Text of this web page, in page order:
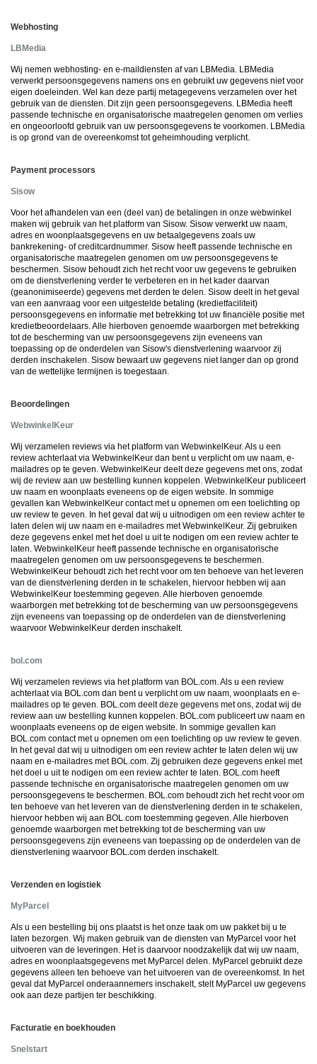
Webhosting
LBMedia
Wij nemen webhosting- en e-maildiensten af van LBMedia. LBMedia
verwerkt persoonsgegevens namens ons en gebruikt uw gegevens niet voor
eigen doeleinden. Wel kan deze partij metagegevens verzamelen over het
gebruik van de diensten. Dit zijn geen persoonsgegevens. LBMedia heeft
passende technische en organisatorische maatregelen genomen om verlies
en ongeoorloofd gebruik van uw persoonsgegevens te voorkomen. LBMedia
is op grond van de overeenkomst tot geheimhouding verplicht.
Payment processors
Sisow
Voor het afhandelen van een (deel van) de betalingen in onze webwinkel
maken wij gebruik van het platform van Sisow. Sisow verwerkt uw naam,
adres en woonplaatsgegevens en uw betaalgegevens zoals uw
bankrekening- of creditcardnummer. Sisow heeft passende technische en
organisatorische maatregelen genomen om uw persoonsgegevens te
beschermen. Sisow behoudt zich het recht voor uw gegevens te gebruiken
om de dienstverlening verder te verbeteren en in het kader daarvan
(geanonimiseerde) gegevens met derden te delen. Sisow deelt in het geval
van een aanvraag voor een uitgestelde betaling (kredietfaciliteit)
persoonsgegevens en informatie met betrekking tot uw financiële positie met
kredietbeoordelaars. Alle hierboven genoemde waarborgen met betrekking
tot de bescherming van uw persoonsgegevens zijn eveneens van
toepassing op de onderdelen van Sisow's dienstverlening waarvoor zij
derden inschakelen. Sisow bewaart uw gegevens niet langer dan op grond
van de wettelijke termijnen is toegestaan.
Beoordelingen
WebwinkelKeur
Wij verzamelen reviews via het platform van WebwinkelKeur. Als u een
review achterlaat via WebwinkelKeur dan bent u verplicht om uw naam, e-
mailadres op te geven. WebwinkelKeur deelt deze gegevens met ons, zodat
wij de review aan uw bestelling kunnen koppelen. WebwinkelKeur publiceert
uw naam en woonplaats eveneens op de eigen website. In sommige
gevallen kan WebwinkelKeur contact met u opnemen om een toelichting op
uw review te geven. In het geval dat wij u uitnodigen om een review achter te
laten delen wij uw naam en e-mailadres met WebwinkelKeur. Zij gebruiken
deze gegevens enkel met het doel u uit te nodigen om een review achter te
laten. WebwinkelKeur heeft passende technische en organisatorische
maatregelen genomen om uw persoonsgegevens te beschermen.
WebwinkelKeur behoudt zich het recht voor om ten behoeve van het leveren
van de dienstverlening derden in te schakelen, hiervoor hebben wij aan
WebwinkelKeur toestemming gegeven. Alle hierboven genoemde
waarborgen met betrekking tot de bescherming van uw persoonsgegevens
zijn eveneens van toepassing op de onderdelen van de dienstverlening
waarvoor WebwinkelKeur derden inschakelt.
bol.com
Wij verzamelen reviews via het platform van BOL.com. Als u een review
achterlaat via BOL.com dan bent u verplicht om uw naam, woonplaats en e-
mailadres op te geven. BOL.com deelt deze gegevens met ons, zodat wij de
review aan uw bestelling kunnen koppelen. BOL.com publiceert uw naam en
woonplaats eveneens op de eigen website. In sommige gevallen kan
BOL.com contact met u opnemen om een toelichting op uw review te geven.
In het geval dat wij u uitnodigen om een review achter te laten delen wij uw
naam en e-mailadres met BOL.com. Zij gebruiken deze gegevens enkel met
het doel u uit te nodigen om een review achter te laten. BOL.com heeft
passende technische en organisatorische maatregelen genomen om uw
persoonsgegevens te beschermen. BOL.com behoudt zich het recht voor om
ten behoeve van het leveren van de dienstverlening derden in te schakelen,
hiervoor hebben wij aan BOL.com toestemming gegeven. Alle hierboven
genoemde waarborgen met betrekking tot de bescherming van uw
persoonsgegevens zijn eveneens van toepassing op de onderdelen van de
dienstverlening waarvoor BOL.com derden inschakelt.
Verzenden en logistiek
MyParcel
Als u een bestelling bij ons plaatst is het onze taak om uw pakket bij u te
laten bezorgen. Wij maken gebruik van de diensten van MyParcel voor het
uitvoeren van de leveringen. Het is daarvoor noodzakelijk dat wij uw naam,
adres en woonplaatsgegevens met MyParcel delen. MyParcel gebruikt deze
gegevens alleen ten behoeve van het uitvoeren van de overeenkomst. In het
geval dat MyParcel onderaannemers inschakelt, stelt MyParcel uw gegevens
ook aan deze partijen ter beschikking.
Facturatie en boekhouden
Snelstart